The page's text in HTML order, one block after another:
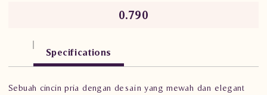
0.790
Specifications
Sebuah cincin pria dengan desain yang mewah dan elegant